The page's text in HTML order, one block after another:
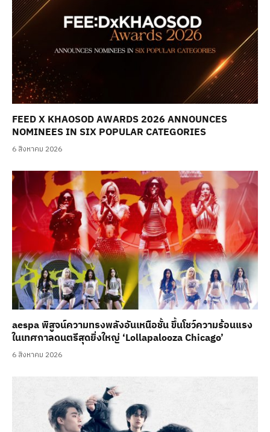
FEED X KHAOSOD AWARDS 2026 ANNOUNCES
NOMINEES IN SIX POPULAR CATEGORIES
6 สิงหาคม 2026
aespa พิสูจน์ความทรงพลังอันเหนือชั้น ขึ้นโชว์ความร้อนแรง
ในเทศกาลดนตรีสุดยิ่งใหญ่ ‘Lollapalooza Chicago’
6 สิงหาคม 2026